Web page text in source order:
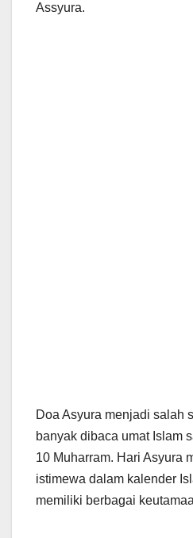
Assyura.
Doa Asyura menjadi salah
banyak dibaca umat Islam
10 Muharram. Hari Asyura
istimewa dalam kalender
memiliki berbagai